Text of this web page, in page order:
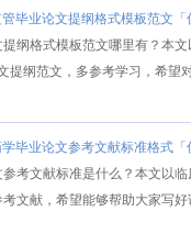
毕业论文提纲格式模板范文「
纲格式模板范文哪里有？本
提纲范文，多参考学习，希望
毕业论文参考文献标准格式「
考文献标准是什么？本文以
文献，希望能够帮助大家写好